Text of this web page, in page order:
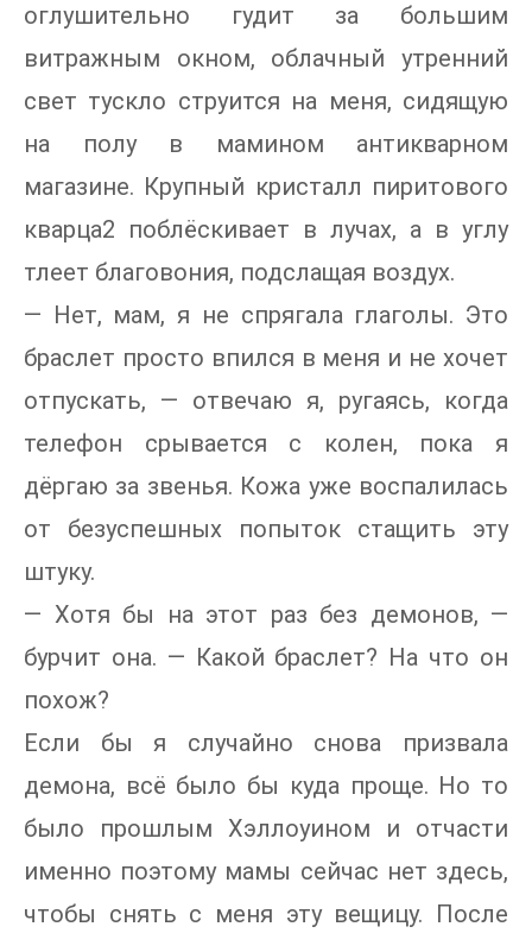
оглушительно гудит за большим
витражным окном, облачный утренний
свет тускло струится на меня, сидящую
на полу в мамином антикварном
магазине. Крупный кристалл пиритового
кварца2 поблёскивает в лучах, а в углу
тлеет благовония, подслащая воздух.
— Нет, мам, я не спрягала глаголы. Это
браслет просто впился в меня и не хочет
отпускать, — отвечаю я, ругаясь, когда
телефон срывается с колен, пока я
дёргаю за звенья. Кожа уже воспалилась
от безуспешных попыток стащить эту
штуку.
— Хотя бы на этот раз без демонов, —
бурчит она. — Какой браслет? На что он
похож?
Если бы я случайно снова призвала
демона, всё было бы куда проще. Но то
было прошлым Хэллоуином и отчасти
именно поэтому мамы сейчас нет здесь,
чтобы снять с меня эту вещицу. После